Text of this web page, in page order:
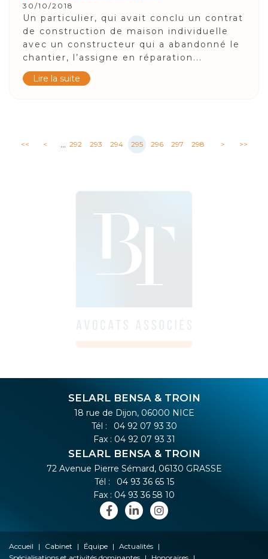
30/10/2018
Un particulier, qui avait conclu un contrat
de construction de maison individuelle
avec un constructeur qui a abandonné le
chantier, l’assigne en réparation...
Lire la suite
<< < ... 292 293 294 295 296 297 298 > >>
SELARL BENSA & TROIN
18 rue de Dijon, 06000 NICE
Tél :
04 92 07 93 30
Fax : 04 92 07 93 31
SELARL BENSA & TROIN
72 Avenue Pierre Sémard, 06130 GRASSE
Tél :
04 93 36 65 15
Fax : 04 93 36 58 10
Accueil Cabinet Équipe
Actualités